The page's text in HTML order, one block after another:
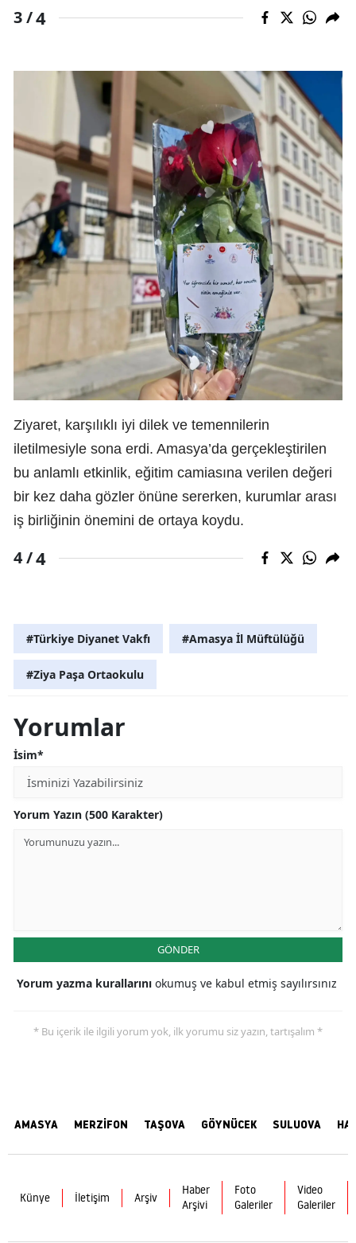
3 /4
Ziyaret, karşılıklı iyi dilek ve temennilerin
iletilmesiyle sona erdi. Amasya’da gerçekleştirilen
bu anlamlı etkinlik, eğitim camiasına verilen değeri
bir kez daha gözler önüne sererken, kurumlar arası
iş birliğinin önemini de ortaya koydu.
4 /4
#Türkiye Diyanet Vakfı #Amasya İl Müftülüğü
#Ziya Paşa Ortaokulu
Yorumlar
İsim*
Yorum Yazın (500 Karakter)
GÖNDER
Yorum yazma kurallarını okumuş ve kabul etmiş sayılırsınız
* Bu içerik ile ilgili yorum yok, ilk yorumu siz yazın, tartışalım *
AMASYA MERZİFON TAŞOVA GÖYNÜCEK SULUOVA
Künye İletişim Arşiv
Haber
Arşivi
Foto
Galeriler
Video
Galeriler